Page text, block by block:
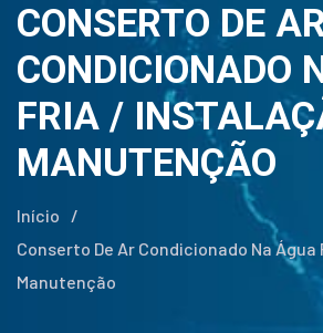
CONSERTO DE
CONDICIONADO
FRIA /
MANUTENÇÃO
Início
/
Conserto De Ar Condicionado Na
Manutenção